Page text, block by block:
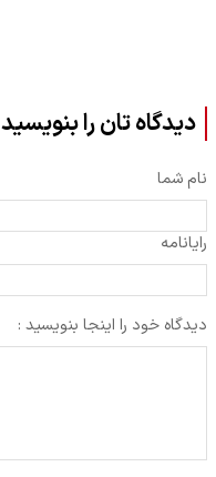
دیدگاه تان را بنویسید
نام شما
رایانامه
دیدگاه خود را اینجا بنویسید :